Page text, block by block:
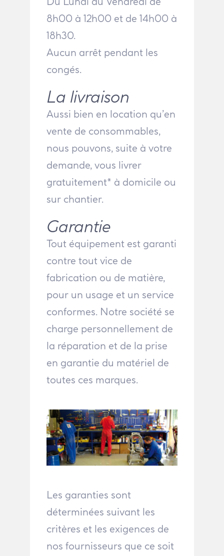
8h00 à 12h00 et de 14h00 à
18h30.
Aucun arrêt pendant les
congés.
La livraison
Aussi bien en location qu’en
vente de consommables,
nous pouvons, suite à votre
demande, vous livrer
gratuitement* à domicile ou
sur chantier.
Garantie
Tout équipement est garanti
contre tout vice de
fabrication ou de matière,
pour un usage et un service
conformes. Notre société se
charge personnellement de
la réparation et de la prise
en garantie du matériel de
toutes ces marques.
Les garanties sont
déterminées suivant les
critères et les exigences de
nos fournisseurs que ce soit